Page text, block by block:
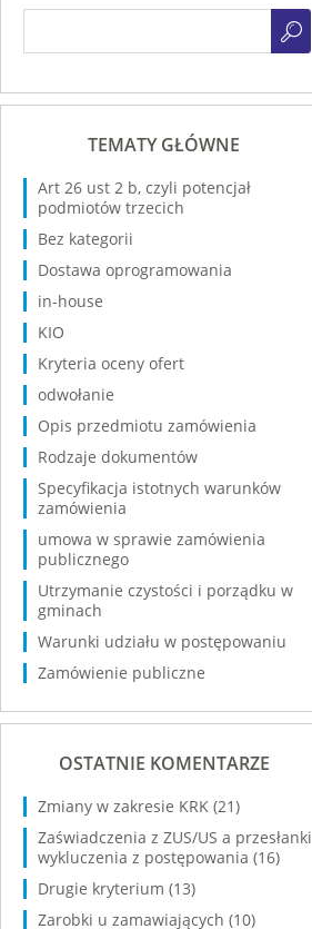
TEMATY GŁÓWNE
Art 26 ust 2 b, czyli potencjał
podmiotów trzecich
Bez kategorii
Dostawa oprogramowania
in-house
KIO
Kryteria oceny ofert
odwołanie
Opis przedmiotu zamówienia
Rodzaje dokumentów
Specyfikacja istotnych warunków
zamówienia
umowa w sprawie zamówienia
publicznego
Utrzymanie czystości i porządku w
gminach
Warunki udziału w postępowaniu
Zamówienie publiczne
OSTATNIE KOMENTARZE
Zmiany w zakresie KRK (21)
Zaświadczenia z ZUS/US a przesłanki
wykluczenia z postępowania (16)
Drugie kryterium (13)
Zarobki u zamawiających (10)